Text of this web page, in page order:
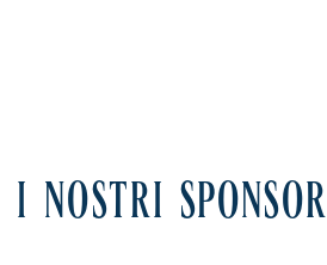
I NOSTRI SPONSOR